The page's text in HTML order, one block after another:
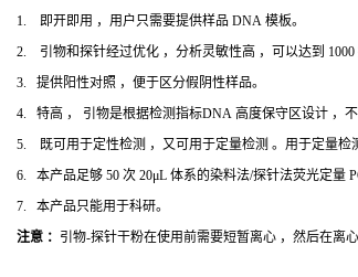
1. 即开即用 ，用户只需要提供样品 DNA 模板。
2. 引物和探针经过优化 ，分析灵敏性高 ，可以达到 1000
3. 提供阳性对照 ，便于区分假阴性样品。
4. 特高 ， 引物是根据检测指标DNA 高度保守区设计 ，
5. 既可用于定性检测 ，又可用于定量检测 。用于定量检
6. 本产品足够 50 次 20μL 体系的染料法/探针法荧光定量
7. 本产品只能用于科研。
注意 ： 引物-探针干粉在使用前需要短暂离心 ，然后在离